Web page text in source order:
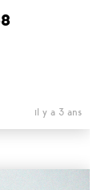
il y a 3 ans